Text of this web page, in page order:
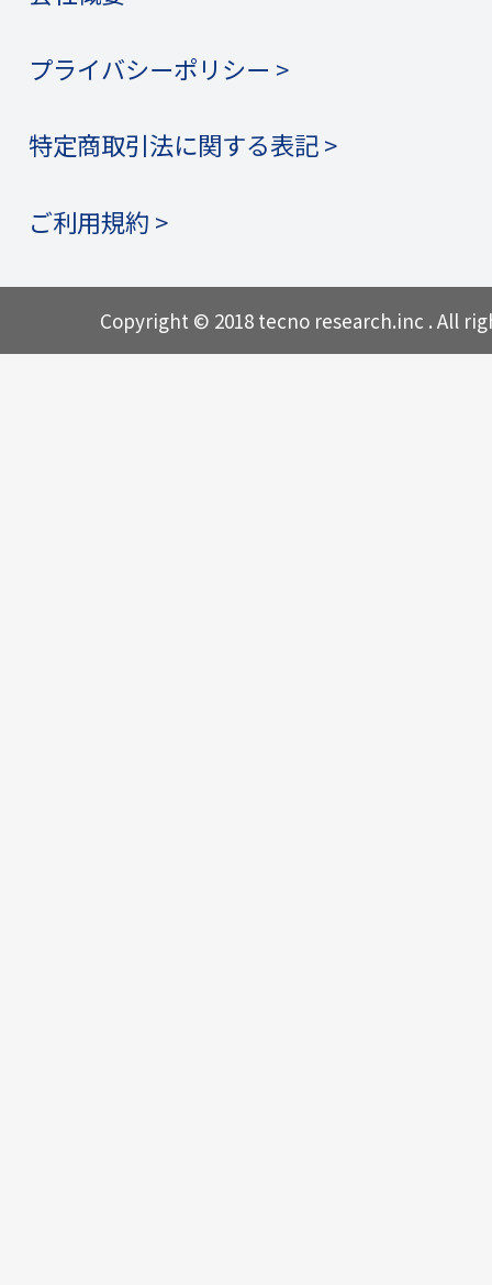
プライバシーポリシー >
特定商取引法に関する表記 >
ご利用規約 >
Copyright © 2018 tecno research.inc . All